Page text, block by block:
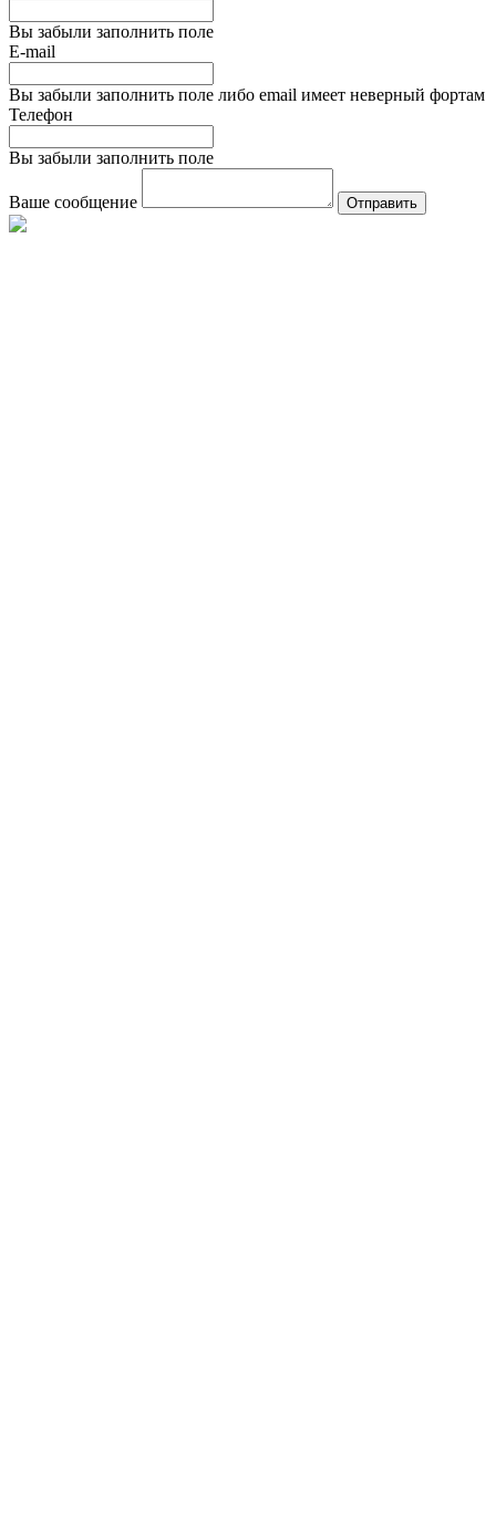
Вы забыли заполнить поле
E-mail
Вы забыли заполнить поле либо email имеет неверный фортам
Телефон
Вы забыли заполнить поле
Ваше сообщение Отправить